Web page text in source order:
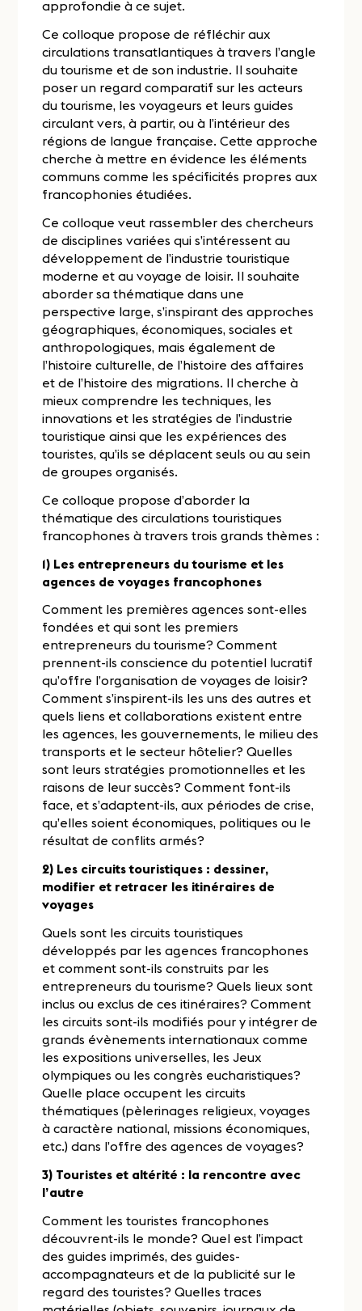
approfondie à ce sujet.
Ce colloque propose de réfléchir aux
circulations transatlantiques à travers l’angle
du tourisme et de son industrie. Il souhaite
poser un regard comparatif sur les acteurs
du tourisme, les voyageurs et leurs guides
circulant vers, à partir, ou à l’intérieur des
régions de langue française. Cette approche
cherche à mettre en évidence les éléments
communs comme les spécificités propres aux
francophonies étudiées.
Ce colloque veut rassembler des chercheurs
de disciplines variées qui s’intéressent au
développement de l’industrie touristique
moderne et au voyage de loisir. Il souhaite
aborder sa thématique dans une
perspective large, s’inspirant des approches
géographiques, économiques, sociales et
anthropologiques, mais également de
l’histoire culturelle, de l’histoire des affaires
et de l’histoire des migrations. Il cherche à
mieux comprendre les techniques, les
innovations et les stratégies de l’industrie
touristique ainsi que les expériences des
touristes, qu’ils se déplacent seuls ou au sein
de groupes organisés.
Ce colloque propose d’aborder la
thématique des circulations touristiques
francophones à travers trois grands thèmes :
1) Les entrepreneurs du tourisme et les
agences de voyages francophones
Comment les premières agences sont-elles
fondées et qui sont les premiers
entrepreneurs du tourisme? Comment
prennent-ils conscience du potentiel lucratif
qu’offre l’organisation de voyages de loisir?
Comment s’inspirent-ils les uns des autres et
quels liens et collaborations existent entre
les agences, les gouvernements, le milieu des
transports et le secteur hôtelier? Quelles
sont leurs stratégies promotionnelles et les
raisons de leur succès? Comment font-ils
face, et s’adaptent-ils, aux périodes de crise,
qu’elles soient économiques, politiques ou le
résultat de conflits armés?
2) Les circuits touristiques : dessiner,
modifier et retracer les itinéraires de
voyages
Quels sont les circuits touristiques
développés par les agences francophones
et comment sont-ils construits par les
entrepreneurs du tourisme? Quels lieux sont
inclus ou exclus de ces itinéraires? Comment
les circuits sont-ils modifiés pour y intégrer de
grands évènements internationaux comme
les expositions universelles, les Jeux
olympiques ou les congrès eucharistiques?
Quelle place occupent les circuits
thématiques (pèlerinages religieux, voyages
à caractère national, missions économiques,
etc.) dans l’offre des agences de voyages?
3) Touristes et altérité : la rencontre avec
l’autre
Comment les touristes francophones
découvrent-ils le monde? Quel est l’impact
des guides imprimés, des guides-
accompagnateurs et de la publicité sur le
regard des touristes? Quelles traces